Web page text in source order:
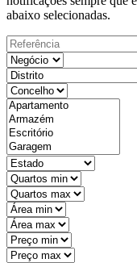
abaixo selecionadas.